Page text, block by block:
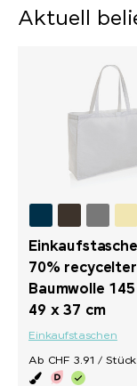
Aktuell
70% recycelter
Baumwolle
49 x 37 cm
Einkaufstaschen
Ab CHF 3.91 / Stück